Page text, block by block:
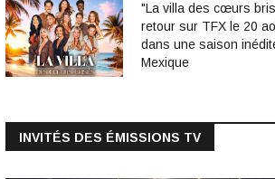
"La villa des cœurs
retour sur TFX le 20
dans une saison
Mexique
INVITÉS DES ÉMISSIONS TV